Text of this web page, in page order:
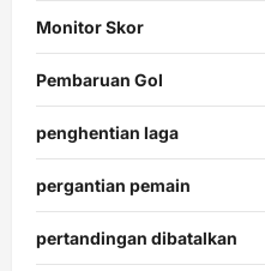
Monitor Skor
Pembaruan Gol
penghentian laga
pergantian pemain
pertandingan dibatalkan